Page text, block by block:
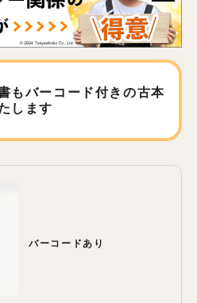
もバーコード付きの古本
します
バーコードあり